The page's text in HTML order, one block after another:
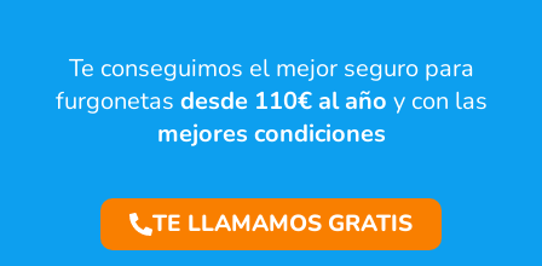
Te conseguimos el mejor seguro para
furgonetas desde 110€ al año y con las
mejores condiciones
TE LLAMAMOS GRATIS